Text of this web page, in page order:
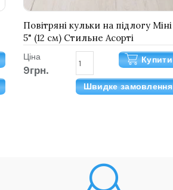
Повітряні кульки на підлогу Міні
5" (12 см) Стильне Асорті
Ціна
9грн.
Купити
Швидке замовлення